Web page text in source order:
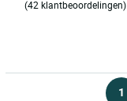
(42 klantbeoordelingen)
1